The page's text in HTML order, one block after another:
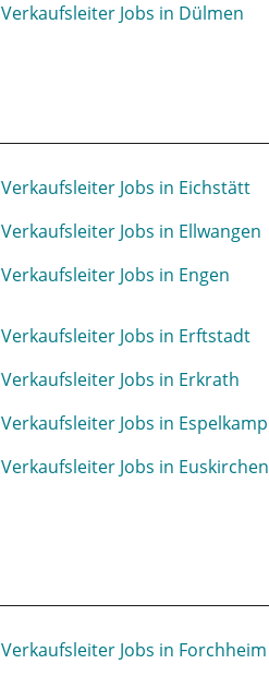
Verkaufsleiter Jobs in Dülmen
Verkaufsleiter Jobs in Eichstätt
Verkaufsleiter Jobs in Ellwangen
Verkaufsleiter Jobs in Engen
Verkaufsleiter Jobs in Erftstadt
Verkaufsleiter Jobs in Erkrath
Verkaufsleiter Jobs in Espelkamp
Verkaufsleiter Jobs in Euskirchen
Verkaufsleiter Jobs in Forchheim